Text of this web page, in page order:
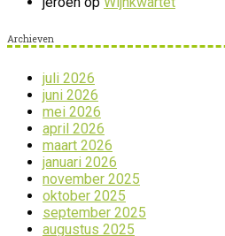
Archieven
juli 2026
juni 2026
mei 2026
april 2026
maart 2026
januari 2026
november 2025
oktober 2025
september 2025
augustus 2025